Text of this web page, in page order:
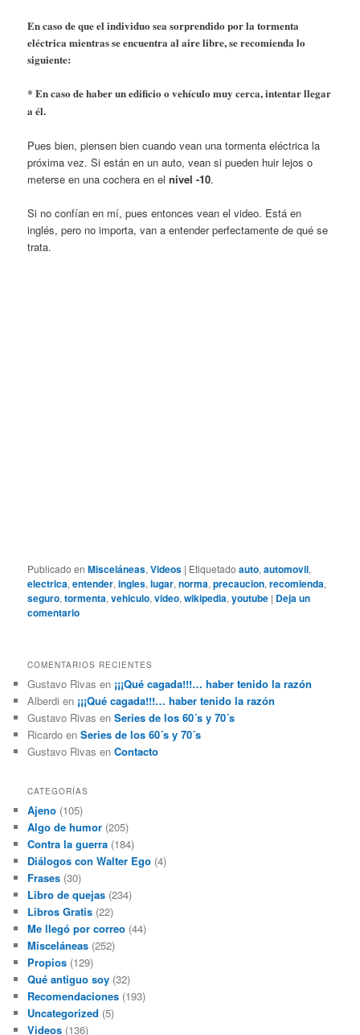
En caso de que el individuo sea sorprendido por la tormenta
eléctrica mientras se encuentra al aire libre, se recomienda lo
siguiente:
* En caso de haber un edificio o vehículo muy cerca, intentar llegar
a él.
Pues bien, piensen bien cuando vean una tormenta eléctrica la
próxima vez. Si están en un auto, vean si pueden huir lejos o
meterse en una cochera en elnivel -10.
Si no confían en mí, pues entonces vean el video. Está en
inglés, pero no importa, van a entender perfectamente de qué se
trata.
Publicado en Misceláneas,Videos | Etiquetado auto,automovil,
electrica,entender,ingles,lugar,norma,precaucion,recomienda,
seguro,tormenta,vehiculo,video,wikipedia,youtube | Deja un
comentario
COMENTARIOS RECIENTES
Gustavo Rivas en ¡¡¡Qué cagada!!!… haber tenido la razón
Alberdi en ¡¡¡Qué cagada!!!… haber tenido la razón
Gustavo Rivas enSeries de los 60´s y 70´s
Ricardo enSeries de los 60´s y 70´s
Gustavo Rivas enContacto
CATEGORÍAS
Ajeno (105)
Algo de humor (205)
Contra la guerra (184)
Diálogos con Walter Ego (4)
Frases (30)
Libro de quejas (234)
Libros Gratis (22)
Me llegó por correo (44)
Misceláneas (252)
Propios (129)
Qué antiguo soy (32)
Recomendaciones (193)
Uncategorized (5)
Videos (136)